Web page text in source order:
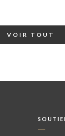
VOIR TOUT